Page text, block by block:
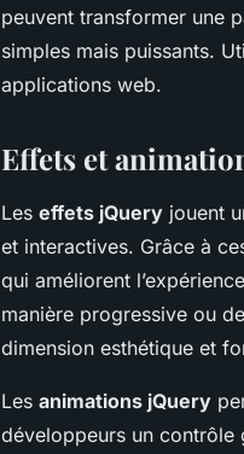
peuvent transformer une
simples mais puissants.
applications web.
Effets et
Les effets jQuery jouent
et interactives. Grâce à
qui améliorent
manière progressive ou
dimension esthétique et
Les animations jQuery
développeurs un contrôle